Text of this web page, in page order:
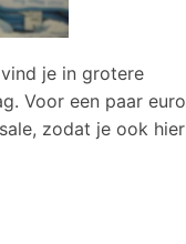
je in grotere
Voor een paar euro
zodat je ook hier